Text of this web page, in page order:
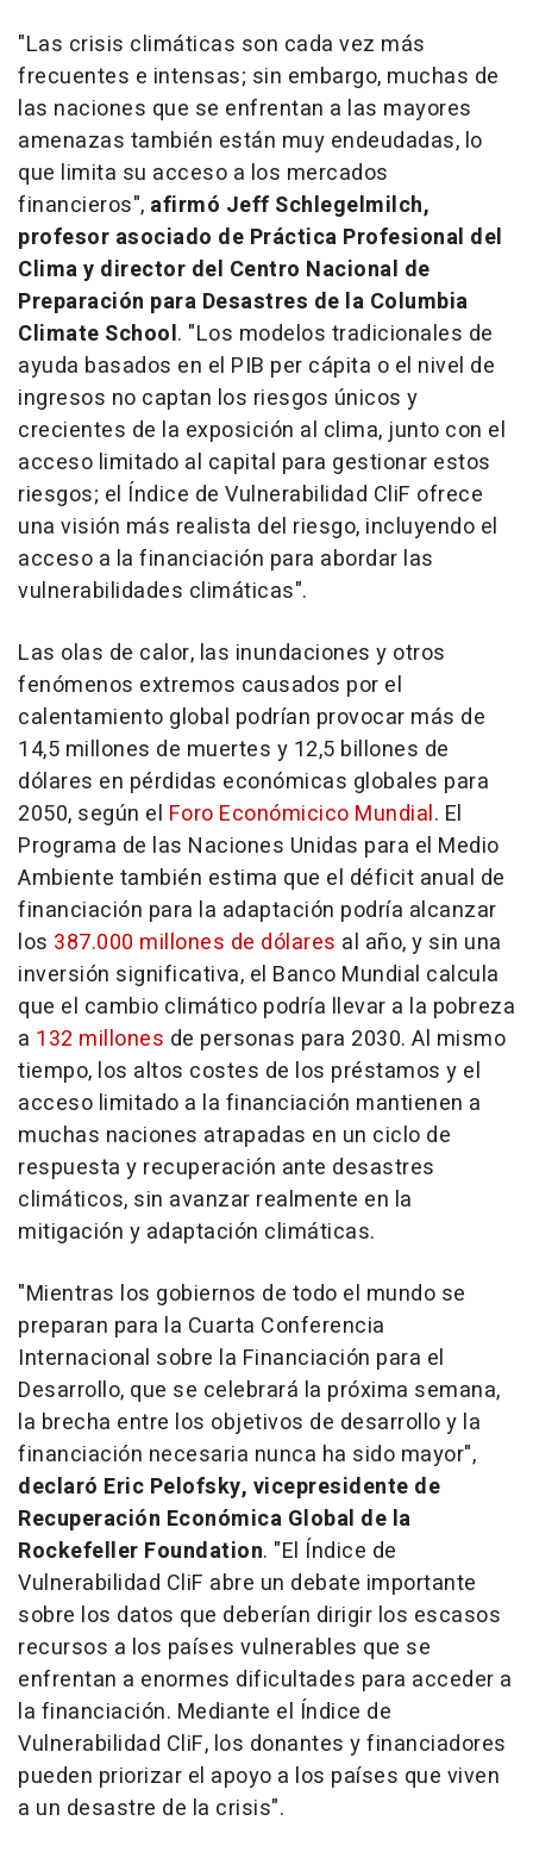
"Las crisis climáticas son cada vez más
frecuentes e intensas; sin embargo, muchas de
las naciones que se enfrentan a las mayores
amenazas también están muy endeudadas, lo
que limita su acceso a los mercados
financieros", afirmó Jeff Schlegelmilch,
profesor asociado de Práctica Profesional del
Clima y director del Centro Nacional de
Preparación para Desastres de la Columbia
Climate School. "Los modelos tradicionales de
ayuda basados en el PIB per cápita o el nivel de
ingresos no captan los riesgos únicos y
crecientes de la exposición al clima, junto con el
acceso limitado al capital para gestionar estos
riesgos; el Índice de Vulnerabilidad CliF ofrece
una visión más realista del riesgo, incluyendo el
acceso a la financiación para abordar las
vulnerabilidades climáticas".
Las olas de calor, las inundaciones y otros
fenómenos extremos causados por el
calentamiento global podrían provocar más de
14,5 millones de muertes y 12,5 billones de
dólares en pérdidas económicas globales para
2050, según el Foro Económicico Mundial. El
Programa de las Naciones Unidas para el Medio
Ambiente también estima que el déficit anual de
financiación para la adaptación podría alcanzar
los 387.000 millones de dólares al año, y sin una
inversión significativa, el Banco Mundial calcula
que el cambio climático podría llevar a la pobreza
a 132 millones de personas para 2030. Al mismo
tiempo, los altos costes de los préstamos y el
acceso limitado a la financiación mantienen a
muchas naciones atrapadas en un ciclo de
respuesta y recuperación ante desastres
climáticos, sin avanzar realmente en la
mitigación y adaptación climáticas.
"Mientras los gobiernos de todo el mundo se
preparan para la Cuarta Conferencia
Internacional sobre la Financiación para el
Desarrollo, que se celebrará la próxima semana,
la brecha entre los objetivos de desarrollo y la
financiación necesaria nunca ha sido mayor",
declaró Eric Pelofsky, vicepresidente de
Recuperación Económica Global de la
Rockefeller Foundation. "El Índice de
Vulnerabilidad CliF abre un debate importante
sobre los datos que deberían dirigir los escasos
recursos a los países vulnerables que se
enfrentan a enormes dificultades para acceder a
la financiación. Mediante el Índice de
Vulnerabilidad CliF, los donantes y financiadores
pueden priorizar el apoyo a los países que viven
a un desastre de la crisis".